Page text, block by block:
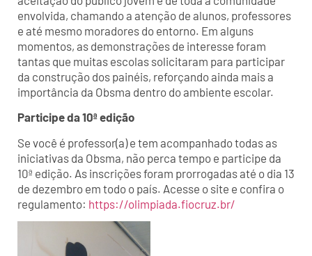
envolvida, chamando a atenção de alunos, professores
e até mesmo moradores do entorno. Em alguns
momentos, as demonstrações de interesse foram
tantas que muitas escolas solicitaram para participar
da construção dos painéis, reforçando ainda mais a
importância da Obsma dentro do ambiente escolar.
Participe da 10ª edição
Se você é professor(a) e tem acompanhado todas as
iniciativas da Obsma, não perca tempo e participe da
10ª edição. As inscrições foram prorrogadas até o dia 13
de dezembro em todo o país. Acesse o site e confira o
regulamento: https://olimpiada.fiocruz.br/